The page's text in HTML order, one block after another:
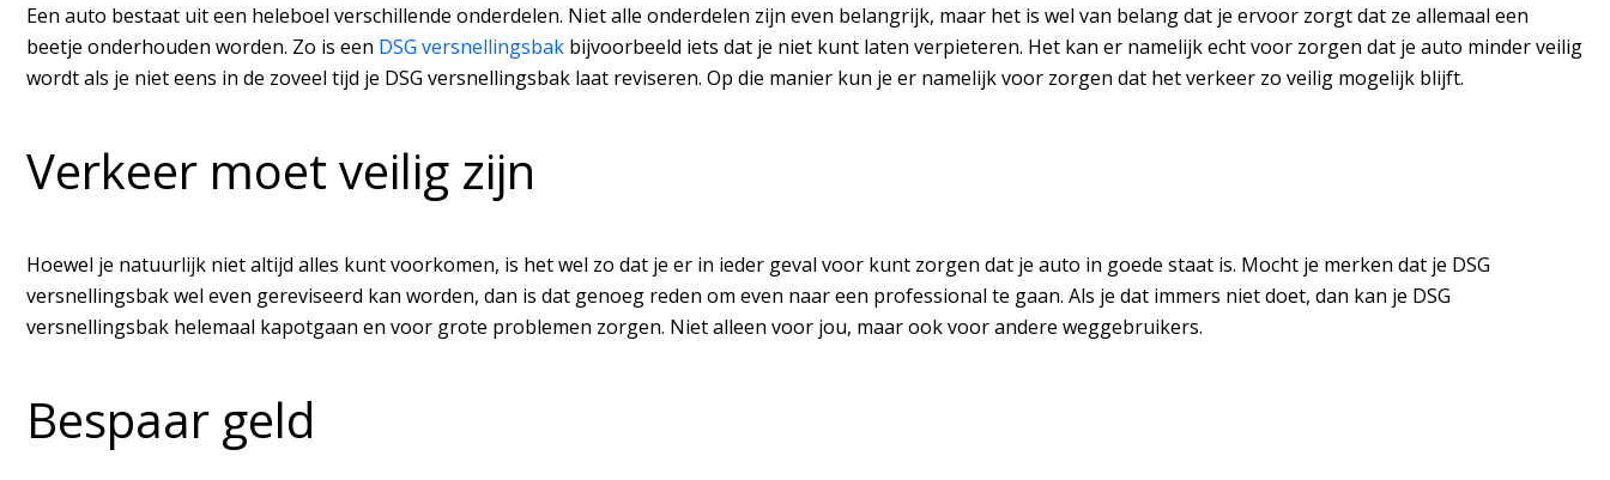
Een auto bestaat uit een heleboel verschillende onderdelen. Niet alle onderdelen zijn even belangrijk, maar het is wel van belang dat je ervoor zorgt dat ze allemaal een
beetje onderhouden worden. Zo is een DSG versnellingsbak bijvoorbeeld iets dat je niet kunt laten verpieteren. Het kan er namelijk echt voor zorgen dat je auto minder veilig
wordt als je niet eens in de zoveel tijd je DSG versnellingsbak laat reviseren. Op die manier kun je er namelijk voor zorgen dat het verkeer zo veilig mogelijk blijft.
Verkeer moet veilig zijn
Hoewel je natuurlijk niet altijd alles kunt voorkomen, is het wel zo dat je er in ieder geval voor kunt zorgen dat je auto in goede staat is. Mocht je merken dat je DSG
versnellingsbak wel even gereviseerd kan worden, dan is dat genoeg reden om even naar een professional te gaan. Als je dat immers niet doet, dan kan je DSG
versnellingsbak helemaal kapotgaan en voor grote problemen zorgen. Niet alleen voor jou, maar ook voor andere weggebruikers.
Bespaar geld